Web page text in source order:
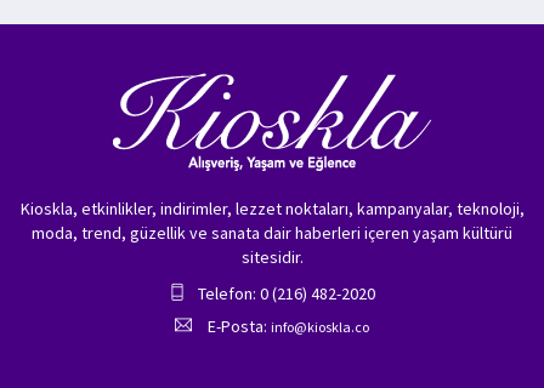
Kioskla, etkinlikler, indirimler, lezzet noktaları, kampanyalar, teknoloji,
moda, trend, güzellik ve sanata dair haberleri içeren yaşam kültürü
sitesidir.
Telefon: 0 (216) 482-2020
E-Posta: info@kioskla.co